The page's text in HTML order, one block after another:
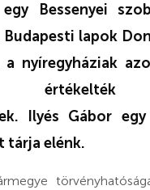
Bessenyei
Budapesti lapok
a nyíregyháziak
értékelték
Ilyés Gábor
elénk.